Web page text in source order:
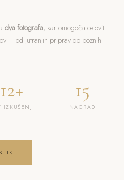
dva fotografa, kar omogoča celovit
– od jutranjih priprav do poznih
12+
IZKUŠENJ
15
NAGRAD